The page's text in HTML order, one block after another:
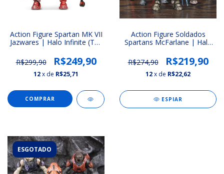
Action Figure Spartan MK VII
Jazwares | Halo Infinite (The
R$299,90
R$249,90
12x de R$25,71
COMPRAR
Action Figure Soldados
Spartans McFarlane | Halo
R$274,90
R$219,90
12x de R$22,62
ESPIAR
ESGOTADO